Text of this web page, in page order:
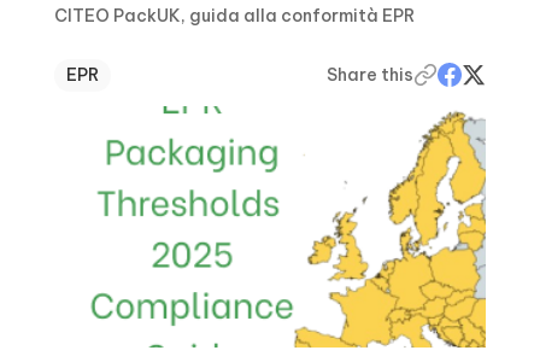
CITEO PackUK, guida alla conformità EPR
EPR Share this